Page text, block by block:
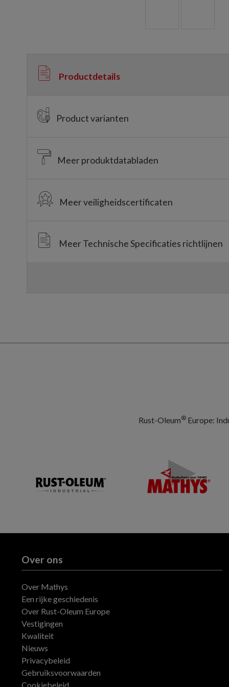
Productdetails
Product varianten
Meer produktdatabladen
Meer veiligheidscertificaten
Meer Technische Specificaties richtlijnen
Rust-Oleum®Europe:
Over ons
Over Mathys
Een rijke geschiedenis
Over Rust-Oleum Europe
Vestigingen
Kwaliteit
Nieuws
Privacybeleid
Gebruiksvoorwaarden
Cookiebeleid